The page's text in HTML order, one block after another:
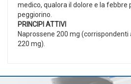
medico, qualora il dolore e la febbre
peggiorino.
PRINCIPI ATTIVI
Naprossene 200 mg (corrispondenti
220 mg).